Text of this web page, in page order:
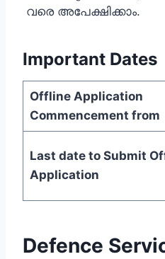
വരെ അപേക്ഷിക്കാം.
Important Dates
Offline Application
Commencement from
Last date to Submit
Application
Defence